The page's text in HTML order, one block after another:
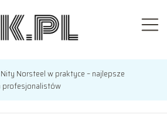
Nity Norsteel w praktyce – najlepsze
profesjonalistów